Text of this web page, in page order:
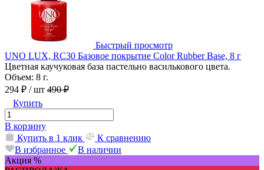
Быстрый просмотр
UNO LUX, RC30 Базовое покрытие Color Rubber Base, 8 г
Цветная каучуковая база пастельно василькового цвета.
Объем: 8 г.
294 ₽ / шт 490 ₽
Купить
В корзину
Купить в 1 клик
К сравнению
В избранное
В наличии
Акция %